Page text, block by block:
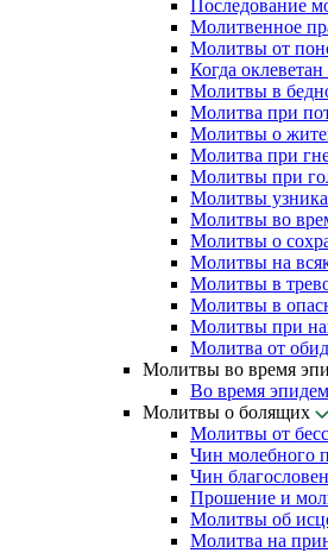
Последование
Молитвенное
Молитвы от
Когда
Молитвы в
Молитва при
Молитвы о
Молитва при
Молитвы при
Молитвы
Молитвы во
Молитвы о
Молитвы на
Молитвы в
Молитвы в
Молитвы при
Молитва от
Молитвы во время
Во время
Молитвы о болящих
Молитвы от
Чин молебного
Чин
Прошение и
Молитвы об
Молитва на